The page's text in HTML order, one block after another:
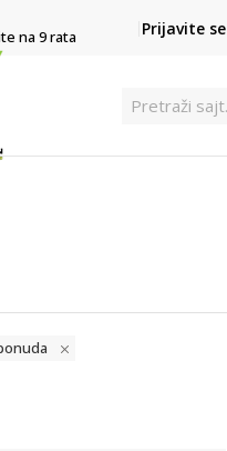
na 9 rata
Prijavite se
Pretraži